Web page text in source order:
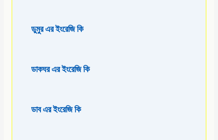
ডুমুর এর ইংরেজি কি
ডাকঘর এর ইংরেজি কি
ডাব এর ইংরেজি কি